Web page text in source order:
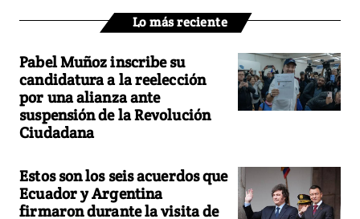
Lo más reciente
Pabel Muñoz inscribe su
candidatura a la reelección
por una alianza ante
suspensión de la Revolución
Ciudadana
Estos son los seis acuerdos que
Ecuador y Argentina
firmaron durante la visita de